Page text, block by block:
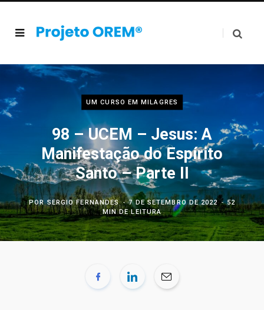
UM CURSO EM MILAGRES
98 – UCEM – Jesus: A
Manifestação do Espírito
Santo – Parte II
PORSERGIO FERNANDES 7 DE SETEMBRO DE 2022
52
MIN DE LEITURA